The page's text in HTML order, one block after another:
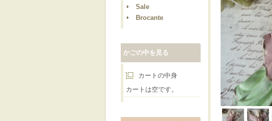
Sale
Brocante
かごの中を見る
カートの中身
カートは空です。